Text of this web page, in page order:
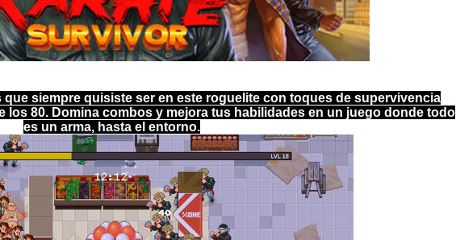
que siempre quisiste ser en este roguelite con toques de supervivencia
los 80. Domina combos y mejora tus habilidades en un juego donde todo
es un arma, hasta el entorno.